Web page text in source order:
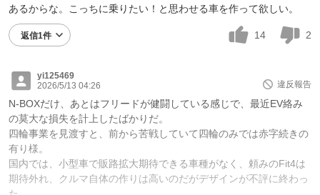
あるからな。こっちに乗りたい！と思わせる車を作って欲しい。
返信1件 14 2
yi125469
2026/5/13 04:26
違反報告
N-BOXだけ、あとはフリードが健闘している感じで、最近EV絡み
の莫大な損失を計上したばかりだ。
四輪事業を見渡すと、前から苦戦していて四輪のみでは赤字続きの
有り様。
国内では、小型車で販路拡大期待できる車種がなく、頼みのFit4は
期待外れ、クルマ自体の作りは高いのだがデザインが不評に終わっ